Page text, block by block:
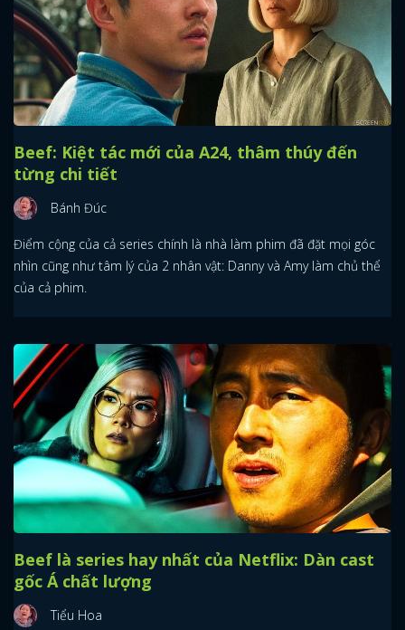
Beef: Kiệt tác mới của A24, thâm thúy đến
từng chi tiết
Bánh Đúc
Điểm cộng của cả series chính là nhà làm phim đã đặt mọi góc
nhìn cũng như tâm lý của 2 nhân vật: Danny và Amy làm chủ thể
của cả phim.
Beef là series hay nhất của Netflix: Dàn cast
gốc Á chất lượng
Tiểu Hoa